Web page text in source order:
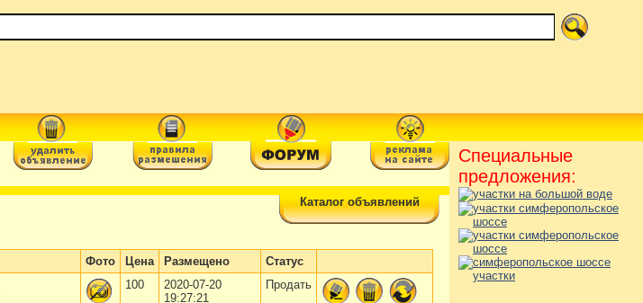
Каталог объявлений
Фото Цена Размещено
Статус
100
2020-07-20
19:27:21
Продать
Специальные
предложения: